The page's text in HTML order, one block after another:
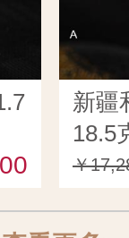
新疆
18.5
￥